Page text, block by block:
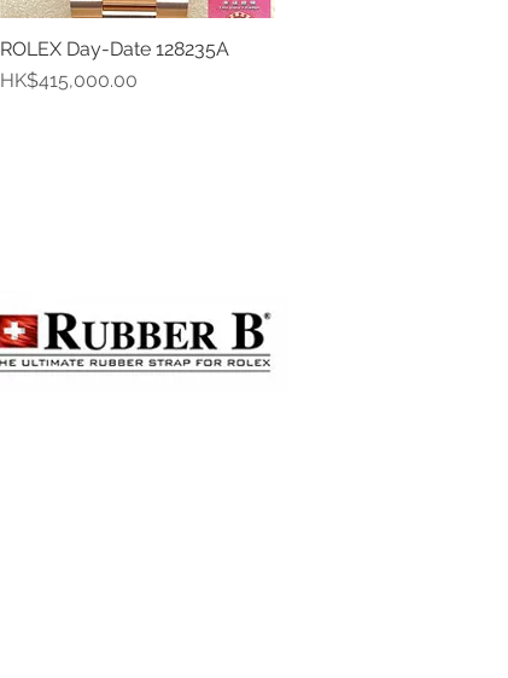
快速瀏覽
ROLEX Day-Date 128235A
價格
HK$415,000.00